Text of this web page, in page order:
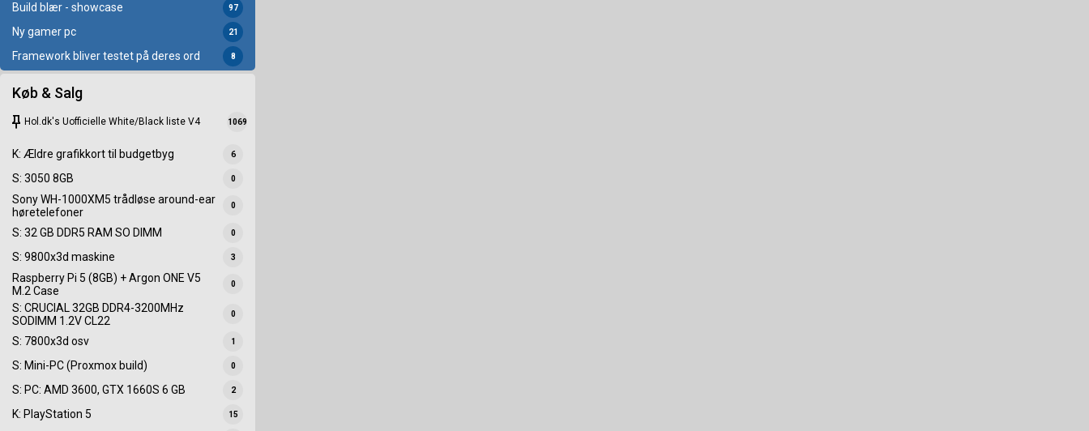
Build blær - showcase 97
Ny gamer pc 21
Framework bliver testet på deres ord 8
Køb & Salg
keep Hol.dk's Uofficielle White/Black liste V4 1069
K: Ældre grafikkort til budgetbyg 6
S: 3050 8GB 0
Sony WH-1000XM5 trådløse around-ear
høretelefoner
0
S: 32 GB DDR5 RAM SO DIMM 0
S: 9800x3d maskine 3
Raspberry Pi 5 (8GB) + Argon ONE V5
M.2 Case
0
S: CRUCIAL 32GB DDR4-3200MHz
SODIMM 1.2V CL22
0
S: 7800x3d osv 1
S: Mini-PC (Proxmox build) 0
S: PC: AMD 3600, GTX 1660S 6 GB 2
K: PlayStation 5 15